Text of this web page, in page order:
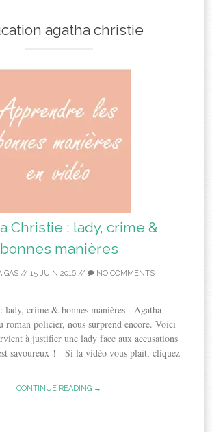
agatha christie
Christie : lady, crime &
bonnes manières
GAS // 15 JUIN 2016 // NO COMMENTS
lady, crime & bonnes manières Agatha
roman policier, nous surprend encore. Voici
à justifier une lady face aux accusations
savoureux ! Si la vidéo vous plaît, cliquez
CONTINUE READING →